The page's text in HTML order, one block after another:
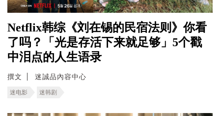
Netflix韩综《刘在锡的民宿法则》你看
了吗？「光是存活下来就足够」5个戳
中泪点的人生语录
撰文 迷誠品內容中心
迷电影 迷韩剧